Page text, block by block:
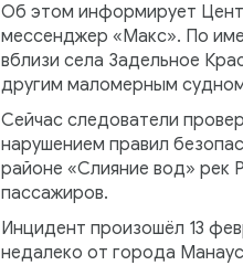
Об этом информирует
мессенджер «Макс». По
вблизи села Задельное
другим маломерным
Сейчас следователи
нарушением правил
районе «Слияние вод» рек
пассажиров.
Инцидент произошёл 13
недалеко от города